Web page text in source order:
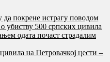
покрене истрагу поводом
убиству 500 српских цивила
одата почаст страдалим
на Петровачкој цести –